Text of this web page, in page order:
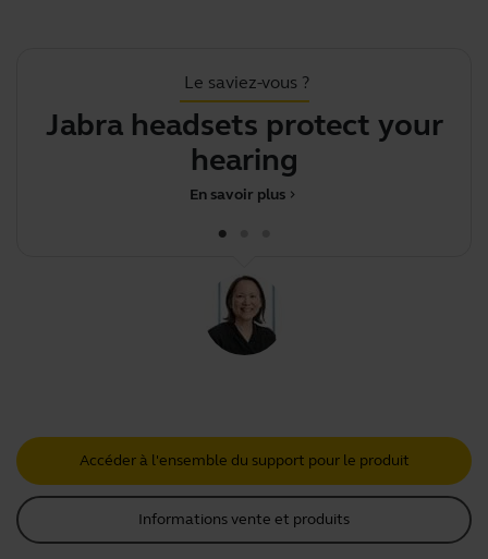
Le saviez-vous ?
Jabra headsets protect your
hearing
chevron_right
En savoir plus
Accéder à l'ensemble du support pour le produit
Informations vente et produits